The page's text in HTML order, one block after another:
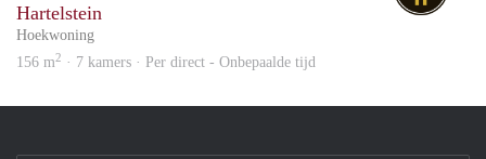
Hartelstein
Hoekwoning
156 m2 · 7 kamers · Per direct - Onbepaalde tijd